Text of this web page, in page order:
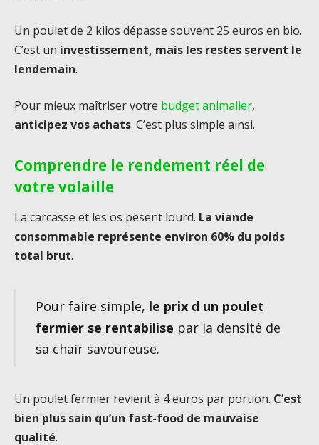
Un poulet de 2 kilos dépasse souvent 25 euros en bio.
C’est un investissement, mais les restes servent le
lendemain.
Pour mieux maîtriser votre budget animalier,
anticipez vos achats. C’est plus simple ainsi.
Comprendre le rendement réel de
votre volaille
La carcasse et les os pèsent lourd. La viande
consommable représente environ 60% du poids
total brut.
Pour faire simple, le prix d un poulet
fermier se rentabilise par la densité de
sa chair savoureuse.
Un poulet fermier revient à 4 euros par portion. C’est
bien plus sain qu’un fast-food de mauvaise
qualité.